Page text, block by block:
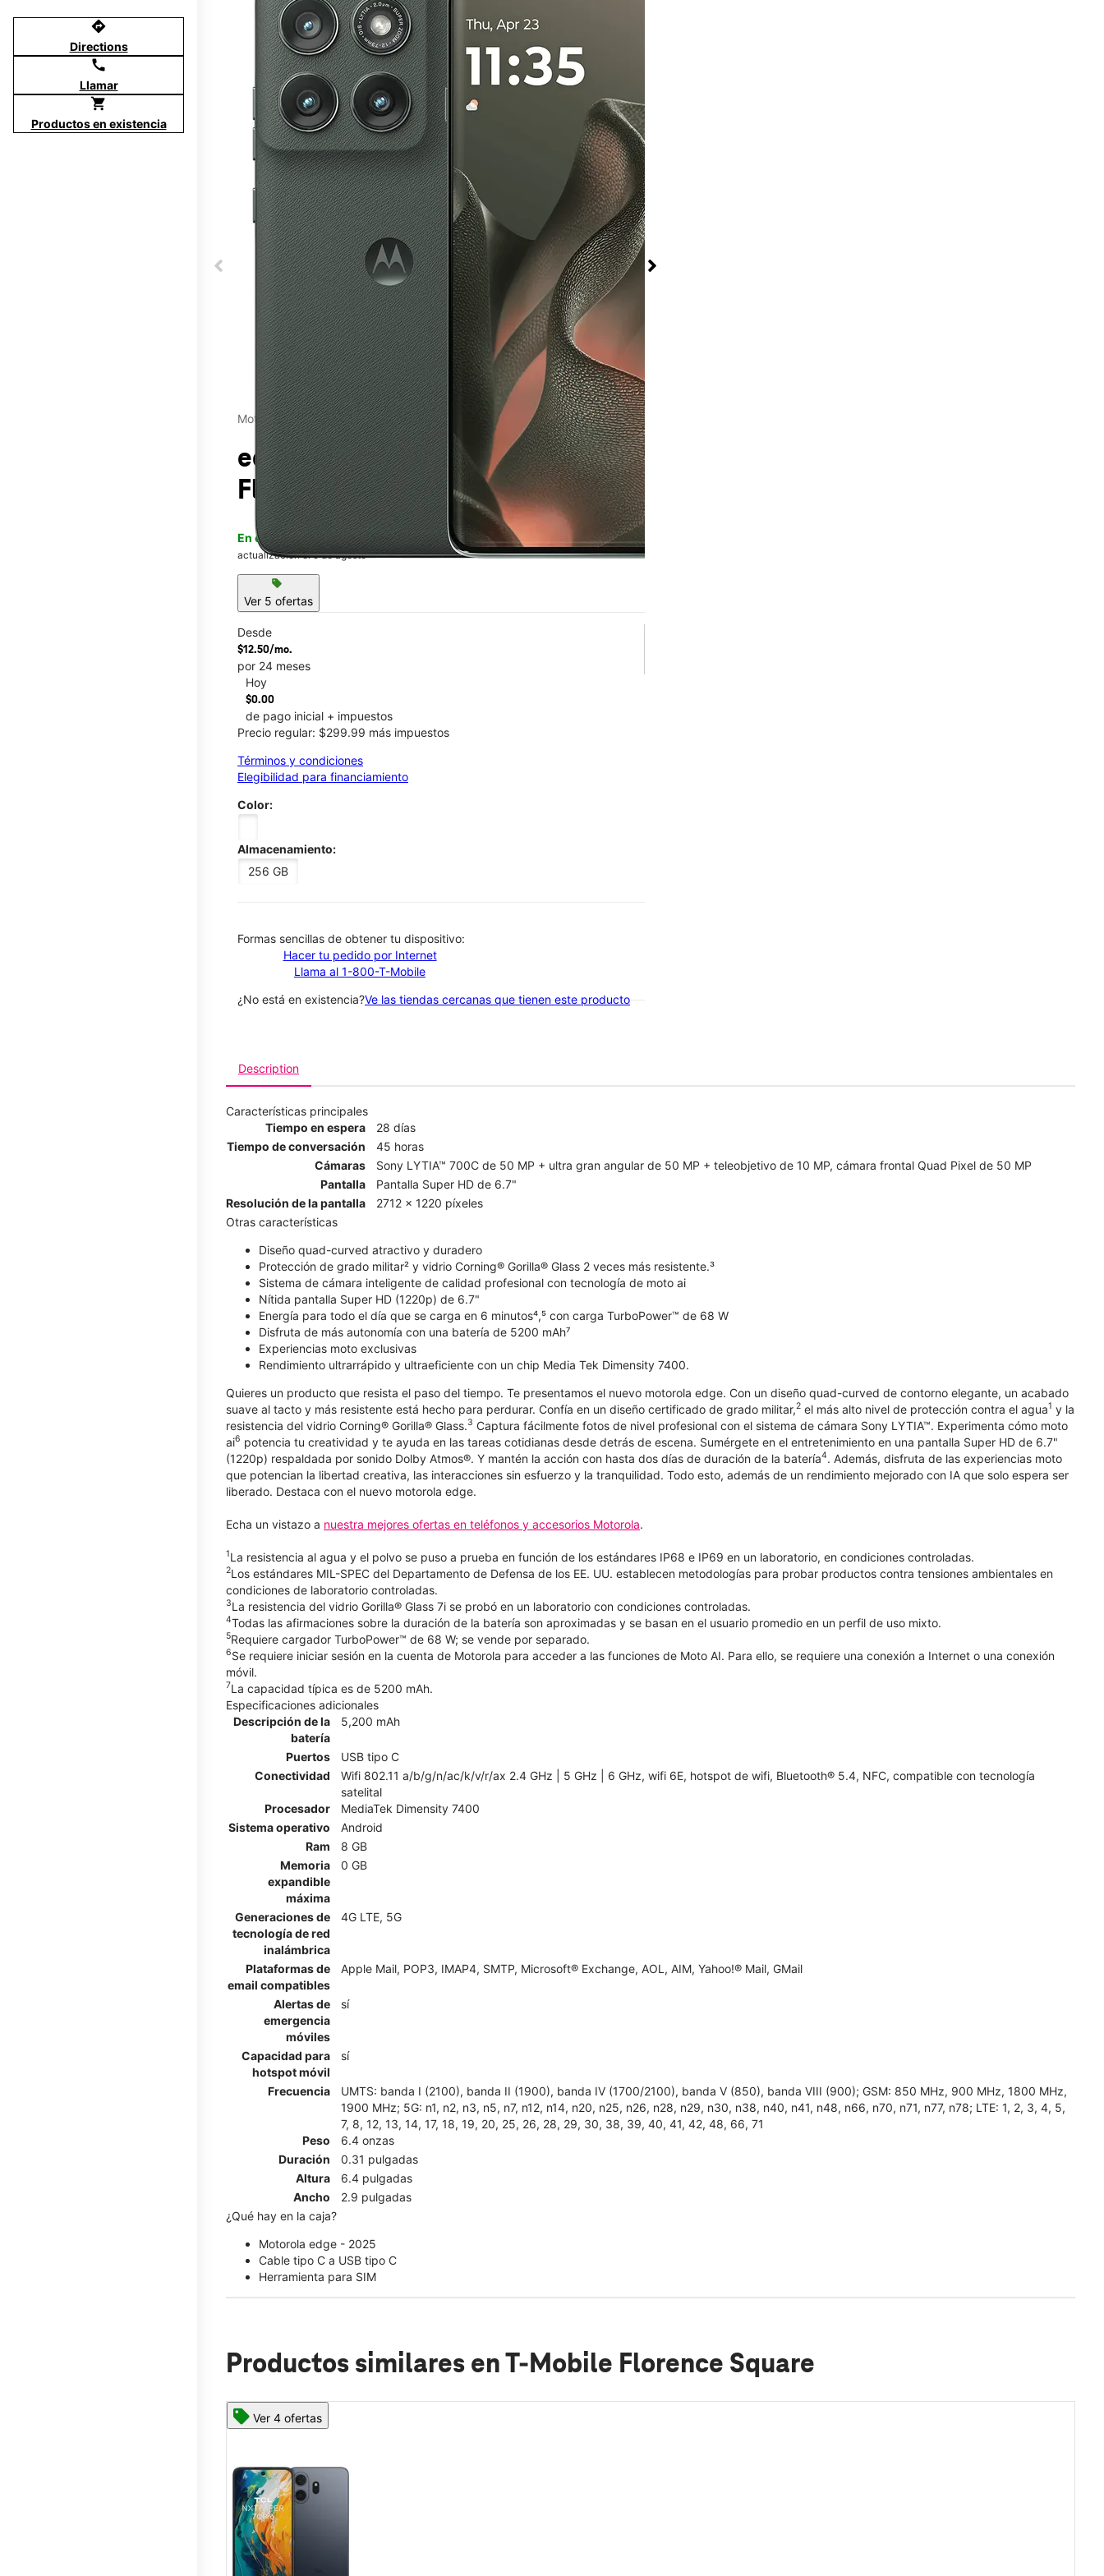
directions
Directions
call
Llamar
shopping_cart
Productos en existencia
This carousel contains a column of small thumbnails. Selecting a thumbnail will change the main image in the carousel that follows. Use the Previous and Next
Motorola
edge - 2025en T-Mobile
Florence Square
En existencia Este artículo está confirmado como disponible para comprar. Última
actualización el 9 de agosto
sell
Ver 5 ofertas
Desde
$12.50/mo.
por 24 meses
Hoy
$0.00
de pago inicial + impuestos
Precio regular: $299.99 más impuestos
Términos y condiciones
Elegibilidad para financiamiento
Color:
Almacenamiento:
256 GB
​​​​​​​Formas sencillas de obtener tu dispositivo:
Hacer tu pedido por Internet
Llama al 1-800-T-Mobile
¿No está en existencia?Ve las tiendas cercanas que tienen este producto
Description
Características principales
Tiempo en espera
28 días
Tiempo de conversación
45 horas
Cámaras
Sony LYTIA™ 700C de 50 MP + ultra gran angular de 50 MP + teleobjetivo de 10 MP, cámara frontal Quad Pixel de 50 MP
Pantalla
Pantalla Super HD de 6.7"
Resolución de la pantalla
2712 x 1220 píxeles
Otras características
Diseño quad-curved atractivo y duradero
Protección de grado militar² y vidrio Corning® Gorilla® Glass 2 veces más resistente.³
Sistema de cámara inteligente de calidad profesional con tecnología de moto ai
Nítida pantalla Super HD (1220p) de 6.7"
Energía para todo el día que se carga en 6 minutos⁴,⁵ con carga TurboPower™ de 68 W
Disfruta de más autonomía con una batería de 5200 mAh⁷
Experiencias moto exclusivas
Rendimiento ultrarrápido y ultraeficiente con un chip Media Tek Dimensity 7400.
Quieres un producto que resista el paso del tiempo. Te presentamos el nuevo motorola edge. Con un diseño quad-curved de contorno elegante, un acabado
suave al tacto y más resistente está hecho para perdurar. Confía en un diseño certificado de grado militar,2 el más alto nivel de protección contra el agua1 y la
resistencia del vidrio Corning® Gorilla® Glass.3 Captura fácilmente fotos de nivel profesional con el sistema de cámara Sony LYTIA™. Experimenta cómo moto
ai6 potencia tu creatividad y te ayuda en las tareas cotidianas desde detrás de escena. Sumérgete en el entretenimiento en una pantalla Super HD de 6.7"
(1220p) respaldada por sonido Dolby Atmos®. Y mantén la acción con hasta dos días de duración de la batería4. Además, disfruta de las experiencias moto
que potencian la libertad creativa, las interacciones sin esfuerzo y la tranquilidad. Todo esto, además de un rendimiento mejorado con IA que solo espera ser
liberado. Destaca con el nuevo motorola edge.
Echa un vistazo a nuestra mejores ofertas en teléfonos y accesorios Motorola.
1La resistencia al agua y el polvo se puso a prueba en función de los estándares IP68 e IP69 en un laboratorio, en condiciones controladas.
2Los estándares MIL-SPEC del Departamento de Defensa de los EE. UU. establecen metodologías para probar productos contra tensiones ambientales en
condiciones de laboratorio controladas.
3La resistencia del vidrio Gorilla® Glass 7i se probó en un laboratorio con condiciones controladas.
4Todas las afirmaciones sobre la duración de la batería son aproximadas y se basan en el usuario promedio en un perfil de uso mixto.
5Requiere cargador ​​​​​​​TurboPower™ de 68 W; se vende por separado.
6Se requiere iniciar sesión en la cuenta de Motorola para acceder a las funciones de Moto AI. Para ello, se requiere una conexión a Internet o una conexión
móvil.
7La capacidad típica es de 5200 mAh.
Especificaciones adicionales
Descripción de la
batería
5,200 mAh
Puertos
USB tipo C
Conectividad
Wifi 802.11 a/b/g/n/ac/k/v/r/ax 2.4 GHz | 5 GHz | 6 GHz, wifi 6E, hotspot de wifi, Bluetooth® 5.4, NFC, compatible con tecnología
satelital
Procesador
MediaTek Dimensity 7400
Sistema operativo
Android
Ram
8 GB
Memoria
expandible
máxima
0 GB
Generaciones de
tecnología de red
inalámbrica
4G LTE, 5G
Plataformas de
email compatibles
Apple Mail, POP3, IMAP4, SMTP, Microsoft® Exchange, AOL, AIM, Yahoo!® Mail, GMail
Alertas de
emergencia
móviles
sí
Capacidad para
hotspot móvil
sí
Frecuencia
UMTS: banda I (2100), banda II (1900), banda IV (1700/2100), banda V (850), banda VIII (900); GSM: 850 MHz, 900 MHz, 1800 MHz,
1900 MHz; 5G: n1, n2, n3, n5, n7, n12, n14, n20, n25, n26, n28, n29, n30, n38, n40, n41, n48, n66, n70, n71, n77, n78; LTE: 1, 2, 3, 4, 5,
7, 8, 12, 13, 14, 17, 18, 19, 20, 25, 26, 28, 29, 30, 38, 39, 40, 41, 42, 48, 66, 71
Peso
6.4 onzas
Duración
0.31 pulgadas
Altura
6.4 pulgadas
Ancho
2.9 pulgadas
¿Qué hay en la caja?
Motorola edge - 2025
Cable tipo C a USB tipo C
Herramienta para SIM
Productos similares en T-Mobile Florence Square
Ver 4 ofertas